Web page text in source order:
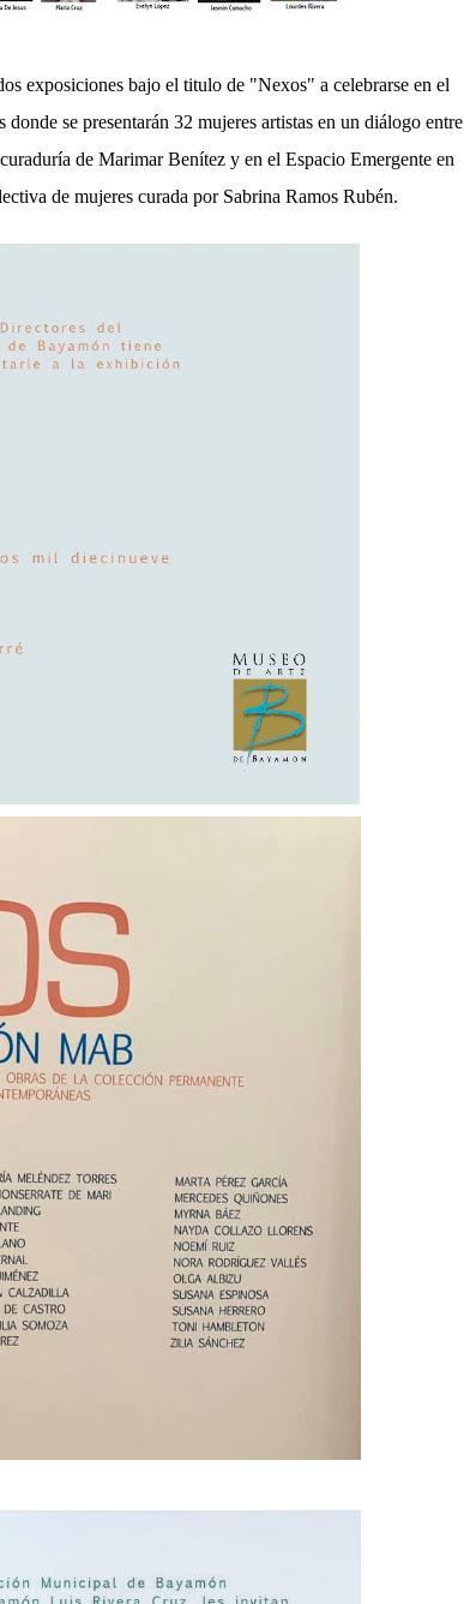
exposiciones bajo el titulo de "Nexos" a celebrarse en el
se presentarán 32 mujeres artistas en un diálogo entre
de Marimar Benítez y en el Espacio Emergente en
de mujeres curada por Sabrina Ramos Rubén.